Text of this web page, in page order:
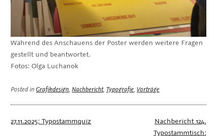
Während des Anschauens der Poster werden weitere Fragen
gestellt und beantwortet.
Fotos: Olga Luchanok
Posted inGrafikdesign,Nachbericht, Typografie, Vorträge
Beitragsnavigation
27.11.2025: Typostammquiz
Nachbericht 124.
Typostammtisch: